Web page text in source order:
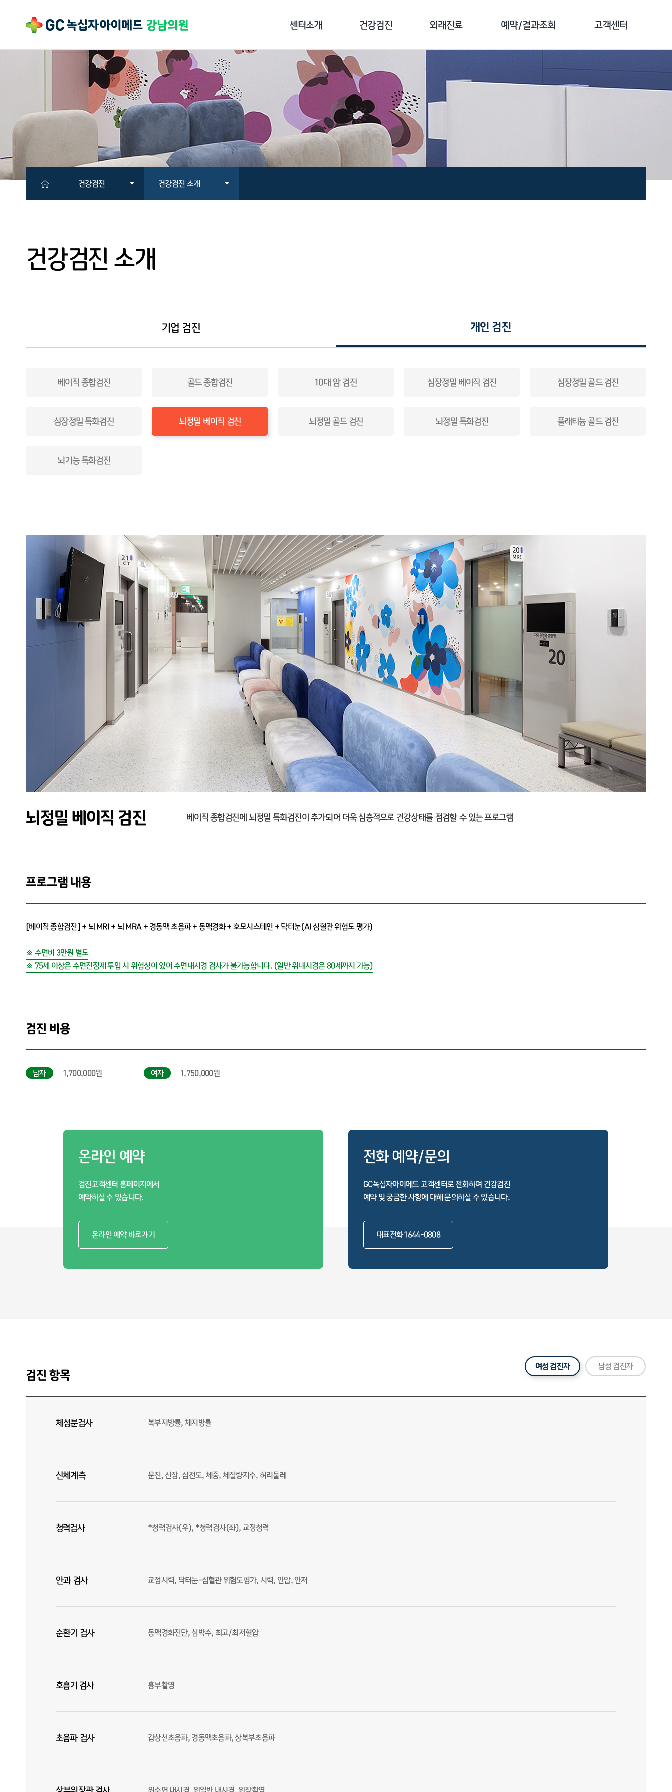
센터소개
센터소개
병원장 인사말
의료진 소개
장비 소개
오시는 길
건강검진
기업종합검진
개인종합검진
국민건강보험공단검진
채용/공무원검진
검진 전 주의사항
외래진료
클리닉 소개
만성통증 클리닉
지놈 클리닉
예약/결과조회 고객센터
전화번호 안내
건강검진
예약/결과조회
건강검진 소개
검진 전 주의사항
건강검진 소개
기업 검진 개인 검진
베이직 종합검진 골드 종합검진 10대 암 검진 심장정밀 베이직 검진 심장정밀 골드 검진
심장정밀 특화검진 뇌정밀 베이직 검진 뇌정밀 골드 검진 뇌정밀 특화검진 플래티늄 골드 검진
뇌기능 특화검진
뇌정밀 베이직 검진 베이직 종합검진에 뇌정밀 특화검진이 추가되어 더욱 심층적으로 건강상태를 점검할 수 있는 프로그램
프로그램 내용
[베이직 종합검진] + 뇌 MRI + 뇌 MRA + 경동맥 초음파 + 동맥경화 + 호모시스테인 + 닥터눈(AI 심혈관 위험도 평가)
※ 수면비 3만원 별도
※ 75세 이상은 수면진정제 투입 시 위험성이 있어 수면내시경 검사가 불가능합니다. (일반 위내시경은 80세까지 가능)
검진 비용
남자 1,700,000원 여자 1,750,000원
온라인 예약
검진고객센터 홈페이지에서
예약하실 수 있습니다.
온라인 예약 바로가기
전화 예약/문의
GC녹십자아이메드 고객센터로 전화하여 건강검진
예약 및 궁금한 사항에 대해 문의하실 수 있습니다.
대표전화 1644-0808
검진 항목
여성 검진자 남성 검진자
체성분검사 복부지방률, 체지방률
신체계측 문진, 신장, 심전도, 체중, 체질량지수, 허리둘레
청력검사 *청력검사(우), *청력검사(좌), 교정청력
안과 검사 교정시력, 닥터눈-심혈관 위험도평가, 시력, 안압, 안저
순환기 검사 동맥경화진단, 심박수, 최고/최저혈압
호흡기 검사 흉부촬영
초음파 검사 갑상선초음파, 경동맥초음파, 상복부초음파